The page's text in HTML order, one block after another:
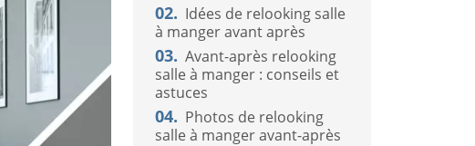
02. Idées de relooking salle
à manger avant après
03. Avant-après relooking
salle à manger : conseils et
astuces
04. Photos de relooking
salle à manger avant-après